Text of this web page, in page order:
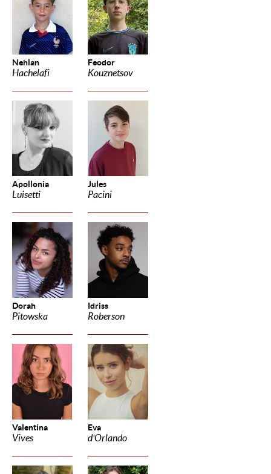
Nehlan
Hachelafi
Feodor
Kouznetsov
Apollonia
Luisetti
Jules
Pacini
Dorah
Pitowska
Idriss
Roberson
Valentina
Vives
Eva
d'Orlando